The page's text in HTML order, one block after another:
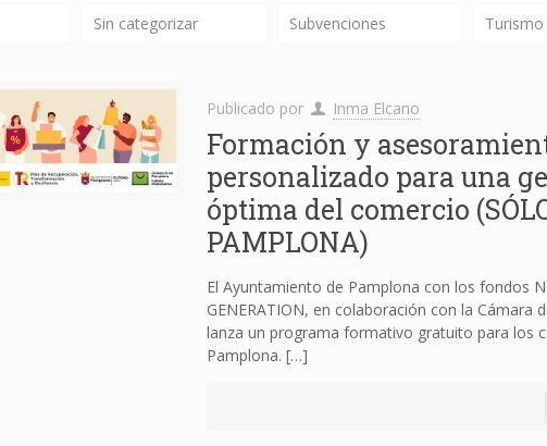
Sin categorizar Subvenciones
Publicado por Inma Elcano
Formación y
personalizado para una
óptima del comercio
PAMPLONA)
El Ayuntamiento de Pamplona con los fondos
GENERATION, en colaboración con la Cámara
lanza un programa formativo gratuito para los
Pamplona. […]